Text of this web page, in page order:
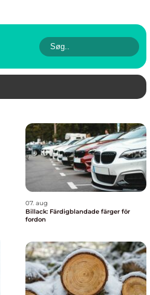
07. aug
Billack: Färdigblandade färger för
fordon